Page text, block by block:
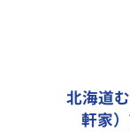
北海道
軒家